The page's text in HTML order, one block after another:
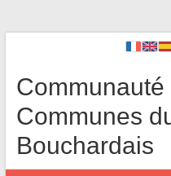
Communauté
Communes
Bouchardais